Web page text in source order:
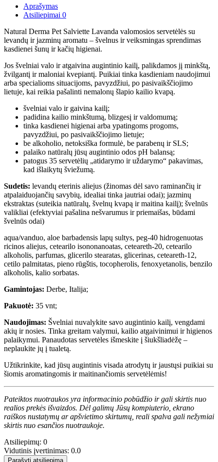
Aprašymas
Atsiliepimai 0
Natural Derma Pet Salviette Lavanda valomosios servetėlės su
levandų ir jazminų aromatu – švelnus ir veiksmingas sprendimas
kasdienei šunų ir kačių higienai.
Jos švelniai valo ir atgaivina augintinio kailį, palikdamos jį minkštą,
žvilgantį ir maloniai kvepiantį. Puikiai tinka kasdieniam naudojimui
arba specialioms situacijoms, pavyzdžiui, po pasivaikščiojimo
lietuje, kai reikia pašalinti nemalonų šlapio kailio kvapą.
švelniai valo ir gaivina kailį;
padidina kailio minkštumą, blizgesį ir valdomumą;
tinka kasdienei higienai arba ypatingoms progoms,
pavyzdžiui, po pasivaikščiojimo lietuje;
be alkoholio, netoksiška formulė, be parabenų ir SLS;
palaiko natūralų jūsų augintinio odos pH balansą;
patogus 35 servetėlių „atidarymo ir uždarymo“ pakavimas,
kad išlaikytų šviežumą.
Sudetis: levandų eterinis aliejus (žinomas dėl savo raminančių ir
atpalaiduojančių savybių, idealiai tinka jautriai odai); jazminų
ekstraktas (suteikia natūralų, švelnų kvapą ir maitina kailį); švelnūs
valikliai (efektyviai pašalina nešvarumus ir priemaišas, būdami
švelnūs odai)
aqua/vanduo, aloe barbadensis lapų sultys, peg-40 hidrogenuotas
ricinos aliejus, cetearilo isononanoatas, ceteareth-20, cetearilo
alkoholis, parfumas, glicerilo stearatas, glicerinas, ceteareth-12,
cetilo palmitatas, pieno rūgštis, tocopherolis, fenoxyetanolis, benzilo
alkoholis, kalio sorbatas.
Gamintojas: Derbe, Italija;
Pakuotė: 35 vnt;
Naudojimas: Švelniai nuvalykite savo augintinio kailį, vengdami
akių ir nosies. Tinka greitam valymui, kailio atgaivinimui ir higienos
palaikymui. Panaudotas servetėles išmeskite į šiukšliadėžę –
neplaukite jų į tualetą.
Užtikrinkite, kad jūsų augintinis visada atrodytų ir jaustųsi puikiai su
šiomis aromatingomis ir maitinančiomis servetėlėmis!
Pateiktos nuotraukos yra informacinio pobūdžio ir gali skirtis nuo
realios prekės išvaizdos. Dėl galimų Jūsų kompiuterio, ekrano
raiškos nustatymų ar apšvietimo skirtumų, reali spalva gali nežymiai
skirtis nuo esančios nuotraukoje.
Atsiliepimų: 0
Vidutinis įvertinimas: 0.0
Parašyti atsiliepimą